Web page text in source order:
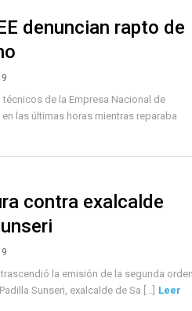
denuncian rapto de
técnicos de la Empresa Nacional de
las últimas horas mientras reparaba
contra exalcalde
trascendió la emisión de la segunda
Sunseri, exalcalde de Sa [...] Leer